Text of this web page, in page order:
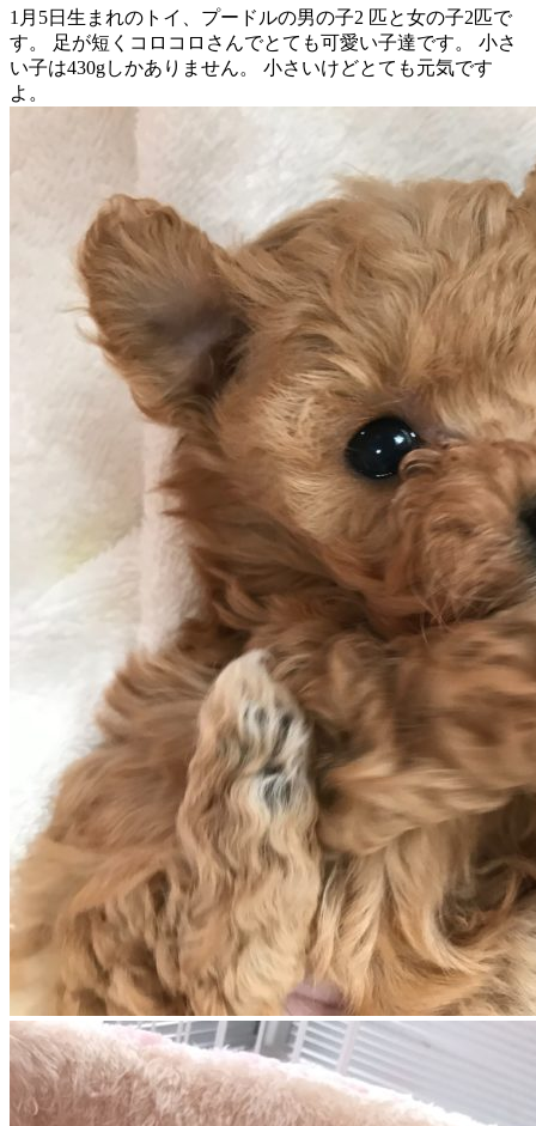
1月5日生まれのトイ、プードルの男の子2 匹と女の子2匹で
す。 足が短くコロコロさんでとても可愛い子達です。 小さ
い子は430gしかありません。 小さいけどとても元気です
よ。